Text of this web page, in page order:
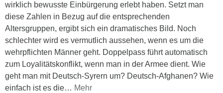
wirklich bewusste Einbürgerung erlebt haben. Setzt man
diese Zahlen in Bezug auf die entsprechenden
Altersgruppen, ergibt sich ein dramatisches Bild. Noch
schlechter wird es vermutlich aussehen, wenn es um die
wehrpflichten Männer geht. Doppelpass führt automatisch
zum Loyalitätskonflikt, wenn man in der Armee dient. Wie
geht man mit Deutsch-Syrern um? Deutsch-Afghanen? Wie
einfach ist es die… Mehr